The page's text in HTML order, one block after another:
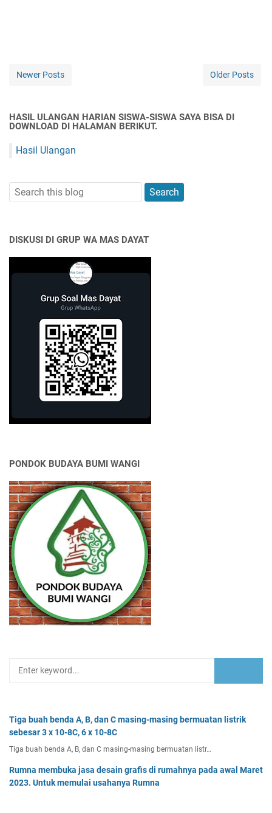
Newer Posts Older Posts
HASIL ULANGAN HARIAN SISWA-SISWA SAYA BISA DI
DOWNLOAD DI HALAMAN BERIKUT.
Hasil Ulangan
DISKUSI DI GRUP WA MAS DAYAT
PONDOK BUDAYA BUMI WANGI
Tiga buah benda A, B, dan C masing-masing bermuatan listrik
sebesar 3 x 10-8C, 6 x 10-8C
Tiga buah benda A, B, dan C masing-masing bermuatan listr…
Rumna membuka jasa desain grafis di rumahnya pada awal Maret
2023. Untuk memulai usahanya Rumna